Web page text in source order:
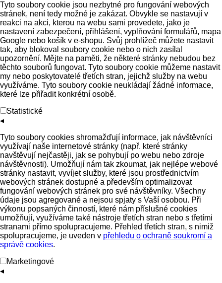
Tyto soubory cookie jsou nezbytné pro fungování webových
stránek, není tedy možné je zakázat. Obvykle se nastavují v
reakci na akci, kterou na webu sami provedete, jako je
nastavení zabezpečení, přihlášení, vyplňování formulářů, mapa
Google nebo košík v e-shopu. Svůj prohlížeč můžete nastavit
tak, aby blokoval soubory cookie nebo o nich zasílal
upozornění. Mějte na paměti, že některé stránky nebudou bez
těchto souborů fungovat. Tyto soubory cookie můžeme nastavit
my nebo poskytovatelé třetích stran, jejichž služby na webu
využíváme. Tyto soubory cookie neukládají žádné informace,
které lze přiřadit konkrétní osobě.
Statistické
◂
Tyto soubory cookies shromažďují informace, jak návštěvníci
využívají naše internetové stránky (např. které stránky
navštěvují nejčastěji, jak se pohybují po webu nebo zdroje
návštěvnosti). Umožňují nám tak zkoumat, jak nejlépe webové
stránky nastavit, vyvíjet služby, které jsou prostřednictvím
webových stránek dostupné a především optimalizovat
fungování webových stránek pro své návštěvníky. Všechny
údaje jsou agregované a nejsou spjaty s Vaší osobou. Při
výkonu popsaných činností, které nám příslušné cookies
umožňují, využíváme také nástroje třetích stran nebo s třetími
stranami přímo spolupracujeme. Přehled třetích stran, s nimiž
spolupracujeme, je uveden v přehledu o ochraně soukromí a
správě cookies.
Marketingové
◂